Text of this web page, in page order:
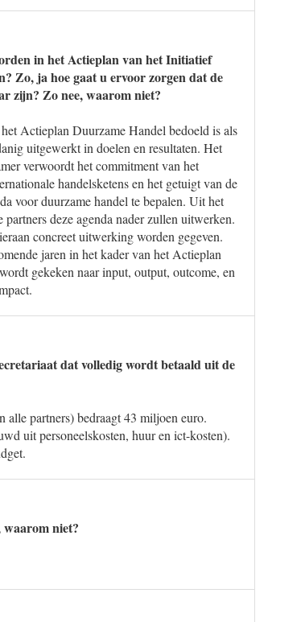
in het Actieplan van het Initiatief
Zo, ja hoe gaat u ervoor zorgen dat de
zijn? Zo nee, waarom niet?
Actieplan Duurzame Handel bedoeld is als
uitgewerkt in doelen en resultaten. Het
verwoordt het commitment van het
handelsketens en het getuigt van de
voor duurzame handel te bepalen. Uit het
deze agenda nader zullen uitwerken.
concreet uitwerking worden gegeven.
jaren in het kader van het Actieplan
gekeken naar input, output, outcome, en
dat volledig wordt betaald uit de
partners) bedraagt 43 miljoen euro.
uit personeelskosten, huur en ict-kosten).
niet?